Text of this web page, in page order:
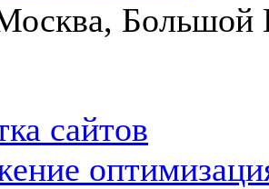
Большой
сайтов